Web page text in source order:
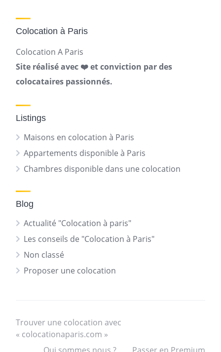
Colocation à Paris
Colocation A Paris
Site réalisé avec ❤️ et conviction par des
colocataires passionnés.
Listings
Maisons en colocation à Paris
Appartements disponible à Paris
Chambres disponible dans une colocation
Blog
Actualité "Colocation à paris"
Les conseils de "Colocation à Paris"
Non classé
Proposer une colocation
Trouver une colocation avec
« colocationaparis.com »